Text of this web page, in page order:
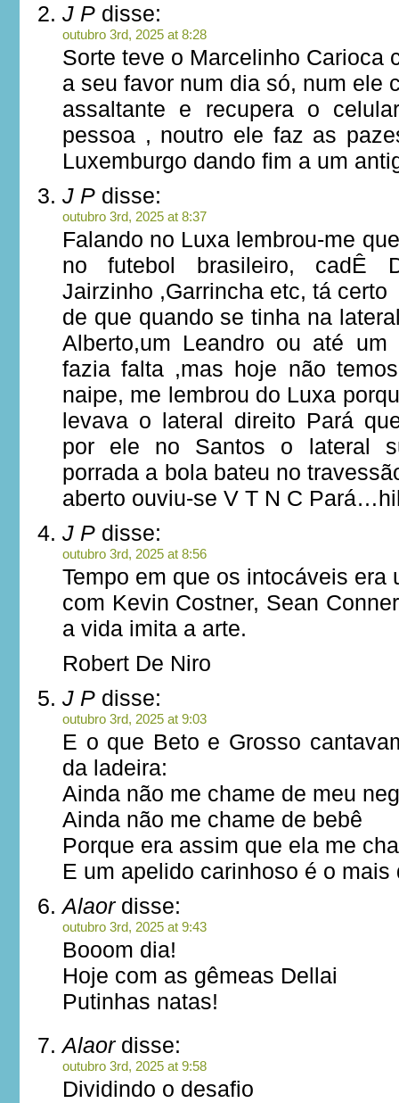
J P disse:
outubro 3rd, 2025 at 8:28
Sorte teve o Marcelinho Carioca
a seu favor num dia só, num ele
assaltante e recupera o
pessoa , noutro ele faz as
Luxemburgo dando fim a um
J P disse:
outubro 3rd, 2025 at 8:37
Falando no Luxa lembrou-me
no futebol brasileiro, cadÊ
Jairzinho ,Garrincha etc, tá certo
de que quando se tinha na
Alberto,um Leandro ou até um
fazia falta ,mas hoje não
naipe, me lembrou do Luxa
levava o lateral direito Pará
por ele no Santos o lateral
porrada a bola bateu no
aberto ouviu-se V T N C
J P disse:
outubro 3rd, 2025 at 8:56
Tempo em que os intocáveis era
com Kevin Costner, Sean
a vida imita a arte.
Robert De Niro
J P disse:
outubro 3rd, 2025 at 9:03
E o que Beto e Grosso
da ladeira:
Ainda não me chame de meu
Ainda não me chame de bebê
Porque era assim que ela me
E um apelido carinhoso é o
Alaordisse:
outubro 3rd, 2025 at 9:43
Booom dia!
Hoje com as gêmeas Dellai
Putinhas natas!
Alaordisse:
outubro 3rd, 2025 at 9:58
Dividindo o desafio